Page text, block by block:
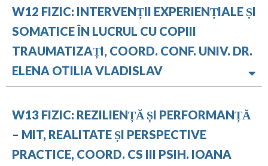
W12 FIZIC: INTERVENȚII EXPERIENȚIALE ȘI
SOMATICE ÎN LUCRUL CU COPIII
TRAUMATIZAȚI, COORD. CONF. UNIV. DR.
ELENA OTILIA VLADISLAV
W13 FIZIC: REZILIENȚĂ ȘI PERFORMANȚĂ
– MIT, REALITATE ȘI PERSPECTIVE
PRACTICE, COORD. CS III PSIH. IOANA